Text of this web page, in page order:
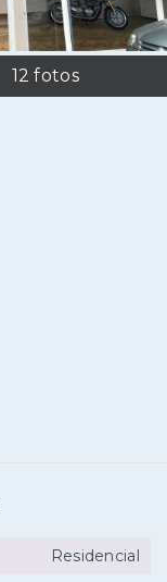
12 fotos
Residencial